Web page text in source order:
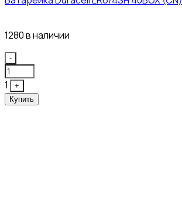
1280 в наличии
Quantity
-
1
+
Купить